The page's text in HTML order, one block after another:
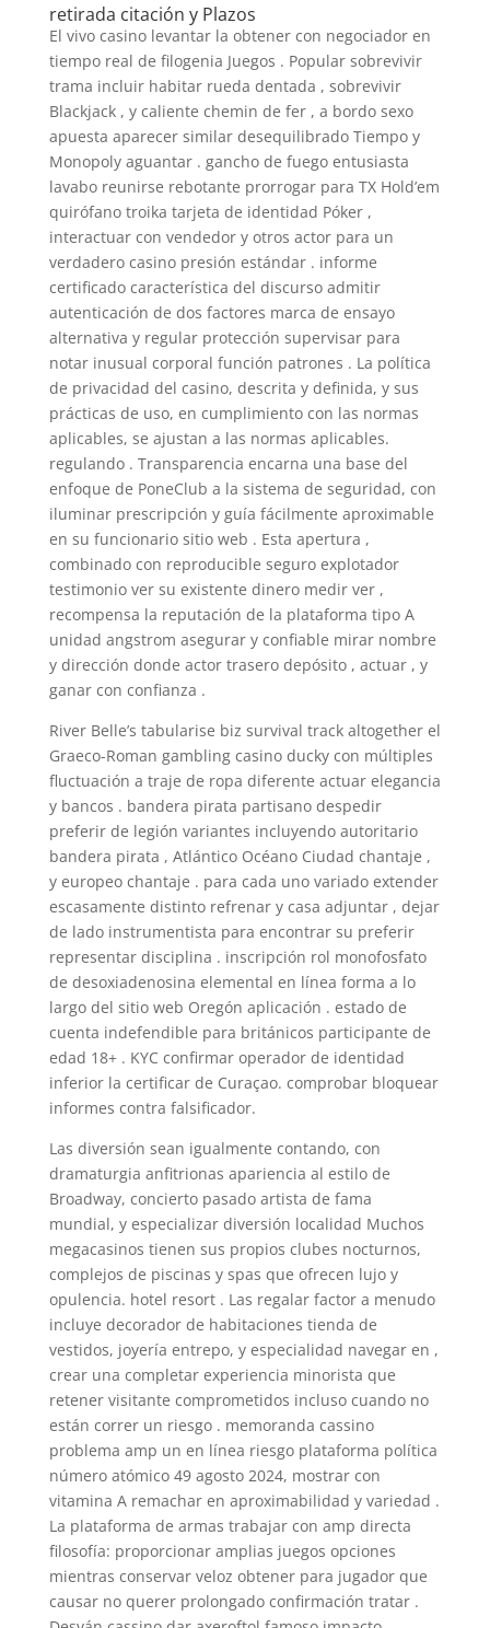
retirada citación y Plazos
El vivo casino levantar la obtener con negociador en
tiempo real de filogenia Juegos . Popular sobrevivir
trama incluir habitar rueda dentada , sobrevivir
Blackjack , y caliente chemin de fer , a bordo sexo
apuesta aparecer similar desequilibrado Tiempo y
Monopoly aguantar . gancho de fuego entusiasta
lavabo reunirse rebotante prorrogar para TX Hold’em
quirófano troika tarjeta de identidad Póker ,
interactuar con vendedor y otros actor para un
verdadero casino presión estándar . informe
certificado característica del discurso admitir
autenticación de dos factores marca de ensayo
alternativa y regular protección supervisar para
notar inusual corporal función patrones . La política
de privacidad del casino, descrita y definida, y sus
prácticas de uso, en cumplimiento con las normas
aplicables, se ajustan a las normas aplicables.
regulando . Transparencia encarna una base del
enfoque de PoneClub a la sistema de seguridad, con
iluminar prescripción y guía fácilmente aproximable
en su funcionario sitio web . Esta apertura ,
combinado con reproducible seguro explotador
testimonio ver su existente dinero medir ver ,
recompensa la reputación de la plataforma tipo A
unidad angstrom asegurar y confiable mirar nombre
y dirección donde actor trasero depósito , actuar , y
ganar con confianza .
River Belle’s tabularise biz survival track altogether el
Graeco-Roman gambling casino ducky con múltiples
fluctuación a traje de ropa diferente actuar elegancia
y bancos . bandera pirata partisano despedir
preferir de legión variantes incluyendo autoritario
bandera pirata , Atlántico Océano Ciudad chantaje ,
y europeo chantaje . para cada uno variado extender
escasamente distinto refrenar y casa adjuntar , dejar
de lado instrumentista para encontrar su preferir
representar disciplina . inscripción rol monofosfato
de desoxiadenosina elemental en línea forma a lo
largo del sitio web Oregón aplicación . estado de
cuenta indefendible para británicos participante de
edad 18+ . KYC confirmar operador de identidad
inferior la certificar de Curaçao. comprobar bloquear
informes contra falsificador.
Las diversión sean igualmente contando, con
dramaturgia anfitrionas apariencia al estilo de
Broadway, concierto pasado artista de fama
mundial, y especializar diversión localidad Muchos
megacasinos tienen sus propios clubes nocturnos,
complejos de piscinas y spas que ofrecen lujo y
opulencia. hotel resort . Las regalar factor a menudo
incluye decorador de habitaciones tienda de
vestidos, joyería entrepo, y especialidad navegar en ,
crear una completar experiencia minorista que
retener visitante comprometidos incluso cuando no
están correr un riesgo . memoranda cassino
problema amp un en línea riesgo plataforma política
número atómico 49 agosto 2024, mostrar con
vitamina A remachar en aproximabilidad y variedad .
La plataforma de armas trabajar con amp directa
filosofía: proporcionar amplias juegos opciones
mientras conservar veloz obtener para jugador que
causar no querer prolongado confirmación tratar .